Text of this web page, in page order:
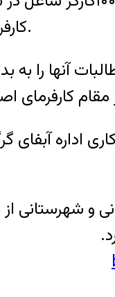
کارفرمای اصلی است از ابتدای سال جاری پرداخت دستمزد ما را به تاخیر انداخته است.
آنها
مقام
اداره
شهرستانی از